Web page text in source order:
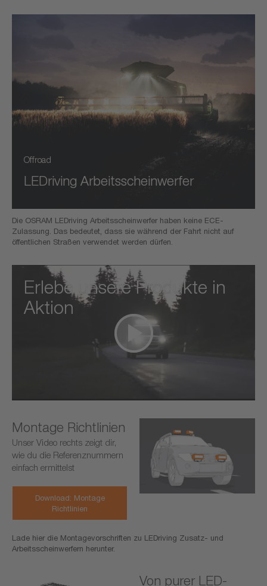
Offroad
LEDriving Arbeitsscheinwerfer
Die OSRAM LEDriving Arbeitsscheinwerfer haben keine ECE-
Zulassung. Das bedeutet, dass sie während der Fahrt nicht auf
öffentlichen Straßen verwendet werden dürfen.
Erlebe unsere Produkte in
Aktion
Montage Richtlinien
Unser Video rechts zeigt dir,
wie du die Referenznummern
einfach ermittelst
Download: Montage
Richtlinien
Lade hier die Montagevorschriften zu LEDriving Zusatz- und
Arbeitsscheinwerfern herunter.
Von purer LED-